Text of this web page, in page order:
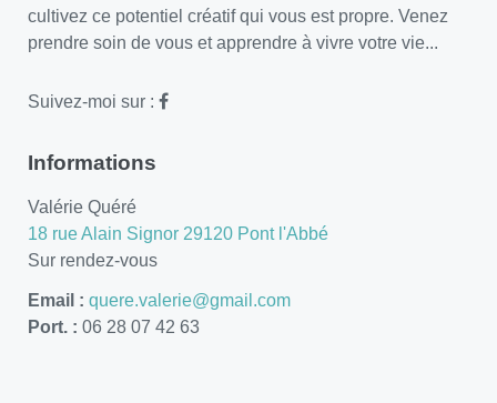
cultivez ce potentiel créatif qui vous est propre. Venez
prendre soin de vous et apprendre à vivre votre vie...
Suivez-moi sur :
Informations
Valérie Quéré
18 rue Alain Signor 29120 Pont l'Abbé
Sur rendez-vous
Email : quere.valerie@gmail.com
Port. : 06 28 07 42 63